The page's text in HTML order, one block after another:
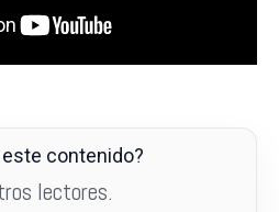
contenido?
lectores.